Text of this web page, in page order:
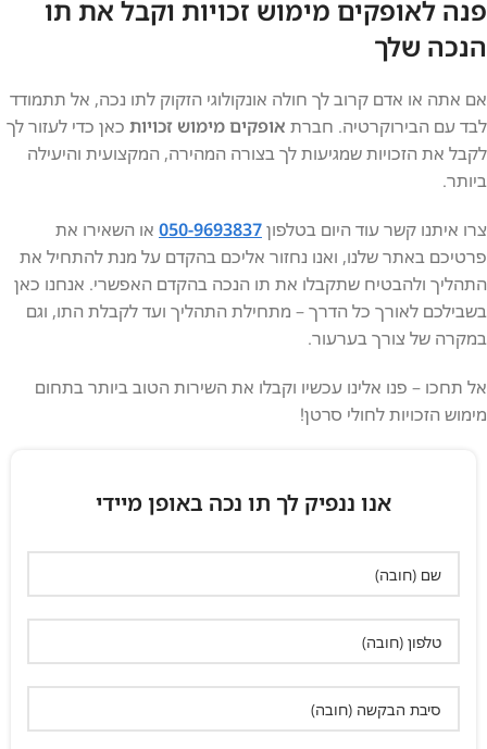
פנה לאופקים מימוש זכויות וקבל את תו
הנכה שלך
אם אתה או אדם קרוב לך חולה אונקולוגי הזקוק לתו נכה, אל תתמודד
לבד עם הבירוקרטיה. חברת אופקים מימוש זכויות כאן כדי לעזור לך
לקבל את הזכויות שמגיעות לך בצורה המהירה, המקצועית והיעילה
ביותר.
צרו איתנו קשר עוד היום בטלפון050-9693837 או השאירו את
פרטיכם באתר שלנו, ואנו נחזור אליכם בהקדם על מנת להתחיל את
התהליך ולהבטיח שתקבלו את תו הנכה בהקדם האפשרי. אנחנו כאן
בשבילכם לאורך כל הדרך – מתחילת התהליך ועד לקבלת התו, וגם
במקרה של צורך בערעור.
אל תחכו – פנו אלינו עכשיו וקבלו את השירות הטוב ביותר בתחום
מימוש הזכויות לחולי סרטן!
אנו ננפיק לך תו נכה באופן מיידי